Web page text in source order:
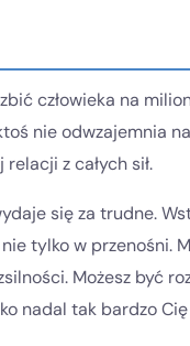
człowieka na
nie odwzajemnia
z całych sił.
się za trudne.
tylko w przenośni.
Możesz być
nadal tak bardzo Cię